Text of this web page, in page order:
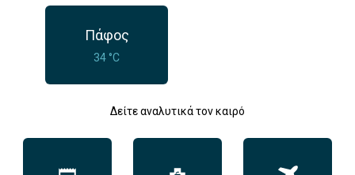
Πάφος
34 °C
Δείτε αναλυτικά τον καιρό